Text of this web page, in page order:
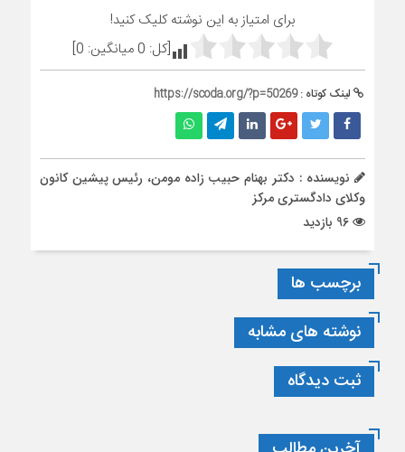
برای امتیاز به این نوشته کلیک کنید!
[کل: 0میانگین: 0
]
لینک کوتاه :https://scoda.org/?p=50269
نویسنده : دکتر بهنام حبیب زاده مومن، رئیس پیشین کانون
وکلای دادگستری مرکز
برچسب ها
نوشته های مشابه
ثبت دیدگاه